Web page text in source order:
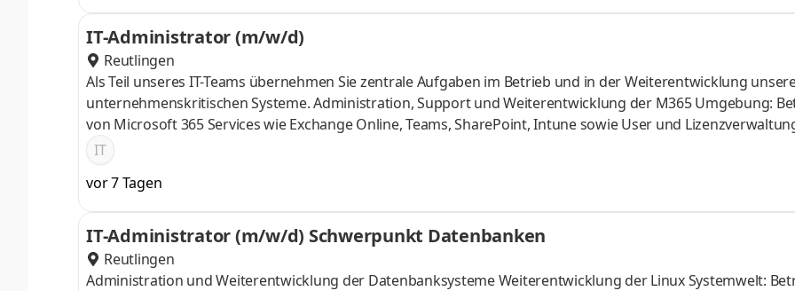
und -nachhandlungen mit Externen
IT-Administrator (m/w/d)
Reutlingen
Als Teil unseres IT-Teams übernehmen Sie zentrale Aufgaben im Betrieb und in der Weiterentwicklung
unternehmenskritischen Systeme. Administration, Support und Weiterentwicklung der M365 Umgebung:
von Microsoft 365 Services wie Exchange Online, Teams, SharePoint, Intune sowie User und
Administration und Weiterentwicklung der Systemlandschaft: Betrieb, Monitoring und Optimierung unserer
Windows- und Linux Server und Windows- Clients, inklusive Patchmanagement und
IT
vor 7 Tagen
IT-Administrator (m/w/d) Schwerpunkt Datenbanken
Reutlingen
Administration und Weiterentwicklung der Datenbanksysteme Weiterentwicklung der Linux Systemwelt: